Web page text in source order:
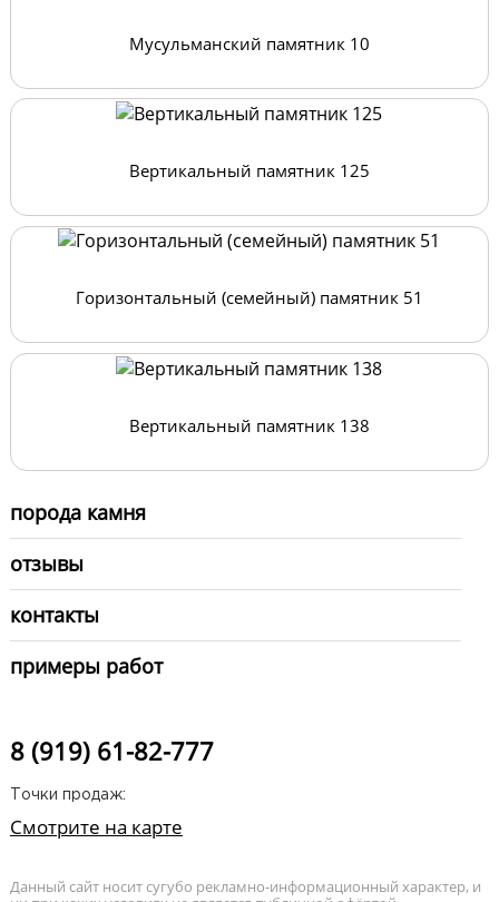
Мусульманский памятник 10
Вертикальный памятник 125
Горизонтальный (семейный) памятник 51
Вертикальный памятник 138
порода камня
отзывы
контакты
примеры работ
8 (919) 61-82-777
Точки продаж:
Смотрите на карте
Данный сайт носит сугубо рекламно-информационный характер, и